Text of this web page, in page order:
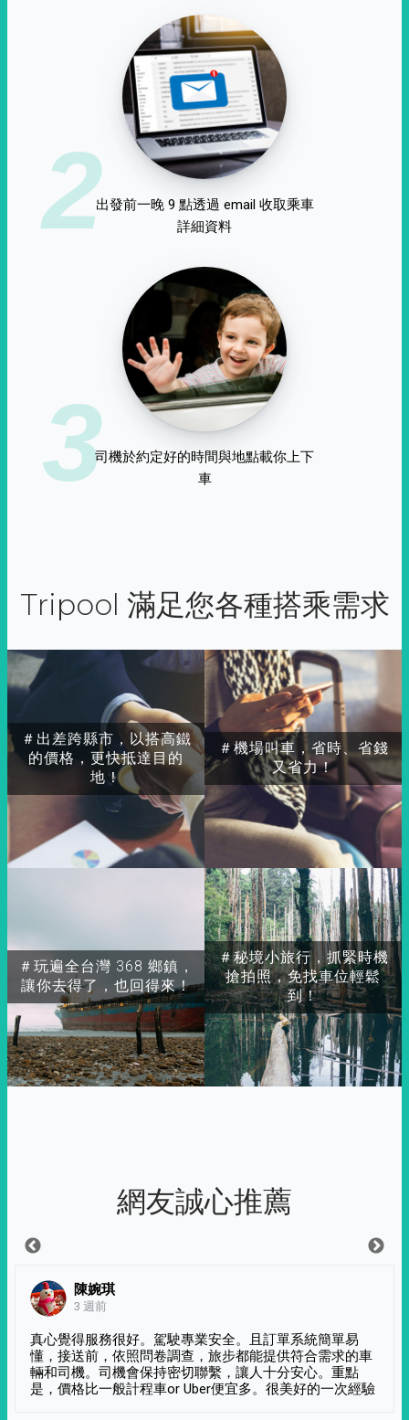
2出發前一晚 9 點透過 email 收取乘車
詳細資料
3司機於約定好的時間與地點載你上下
車
Tripool 滿足您各種搭乘需求
＃出差跨縣市，以搭高鐵
的價格，更快抵達目的
地！
＃玩遍全台灣 368 鄉鎮，
讓你去得了，也回得來！
＃秘境小旅行，抓緊時機
搶拍照，免找車位輕鬆
到！
＃機場叫車，省時、省錢
又省力！
網友誠心推薦
陳婉琪
3 週前
真心覺得服務很好。駕駛專業安全。且訂單系統簡單易
懂，接送前，依照問卷調查，旅步都能提供符合需求的車
輛和司機。司機會保持密切聯繫，讓人十分安心。重點
是，價格比一般計程車or Uber便宜多。很美好的一次經驗